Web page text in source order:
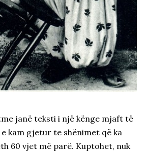
janë teksti i një kënge mjaft të
kam gjetur te shënimet që ka
60 vjet më parë. Kuptohet, nuk